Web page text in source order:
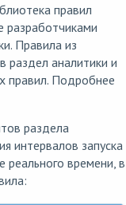
правил
разработчиками
Правила из
раздел аналитики и
правил. Подробнее
раздела
интервалов запуска
времени, в